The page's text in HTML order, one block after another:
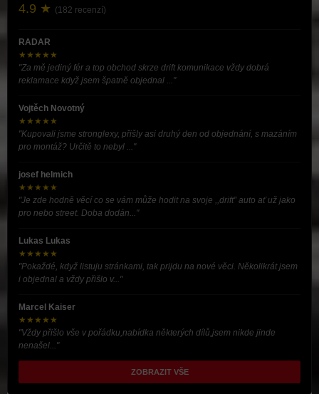
4.9 ★ (182 recenzí)
RADAR
★★★★★
"Za mě jediný fér a top obchod skrze drift komunikace vždy dobrá
reklamace když jsem špatně objednal ..."
Vojtěch Novotný
★★★★★
"Kupovali jsme stronglexy, přišly asi druhý den od objednání, s mazáním
pro montáž? Určitě to nebyl ..."
josef helmich
★★★★★
"Je zde hodně věcí co se vám může hodit na svoje ,,drift” auto ať už jako
pro nebo street. Doba dodán..."
Lukas Lukas
★★★★★
"Pokaždé, když listuju stránkami, tak prijdu na nové věci. Několikrát jsem
i objednal a vždy přišlo v..."
Marcel Kaiser
★★★★★
"Vždy přišlo vše v pořádku,nabídka některých dílů,jsem nikde jinde
nenašel..."
ZOBRAZIT VŠE